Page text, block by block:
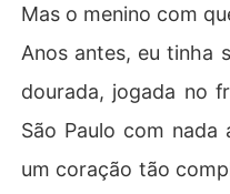
Mas o menino com
Anos antes, eu tinha
dourada, jogada no
São Paulo com
um coração tão